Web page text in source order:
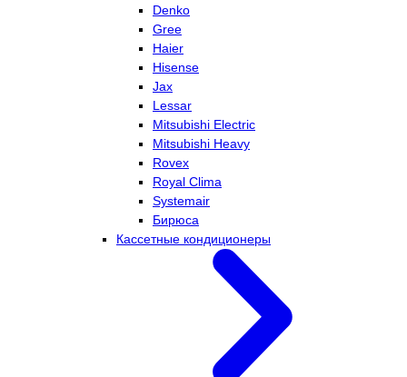
Denko
Gree
Haier
Hisense
Jax
Lessar
Mitsubishi Electric
Mitsubishi Heavy
Rovex
Royal Clima
Systemair
Бирюса
Кассетные кондиционеры